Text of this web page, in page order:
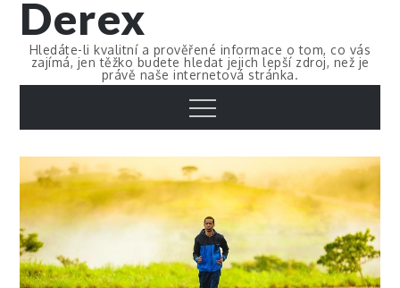
Skip
content
Derex
Hledáte-li kvalitní a prověřené informace o tom, co vás
zajímá, jen těžko budete hledat jejich lepší zdroj, než je
právě naše internetová stránka.
Menu